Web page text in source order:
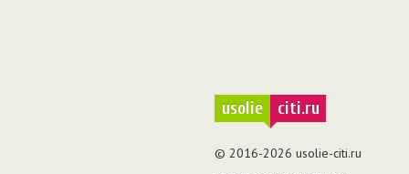
usolie citi.ru
© 2016-2026 usolie-citi.ru